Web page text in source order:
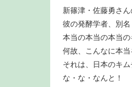
新篠津・佐藤勇さ
彼の発酵学者、別
本当の本当の本当の
何故、こんなに本
それは、日本のキ
な・な・なんと！